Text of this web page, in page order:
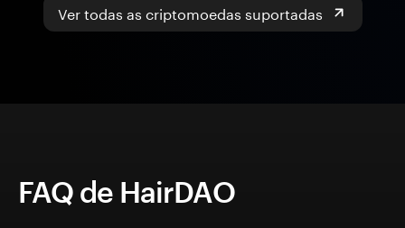
Ver todas as criptomoedas suportadas
FAQ de HairDAO